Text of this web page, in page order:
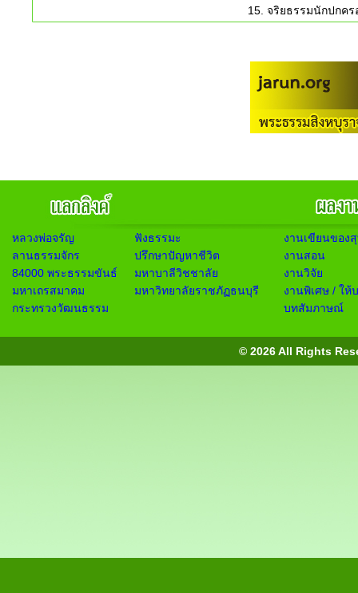
15. จริยธรรมนักปกค
หลวงพ่อจรัญ
ฟังธรรมะ
ลานธรรมจักร
ปรึกษาปัญหาชีวิต
84000 พระธรรมขันธ์
มหาบาลีวิชชาลัย
มหาเถรสมาคม
มหาวิทยาลัยราชภัฏธนบุรี
กระทรวงวัฒนธรรม
งานเขียนของ
งานสอน
งานวิจัย
งานพิเศษ / ให้
บทสัมภาษณ์
© 2026 All Rights